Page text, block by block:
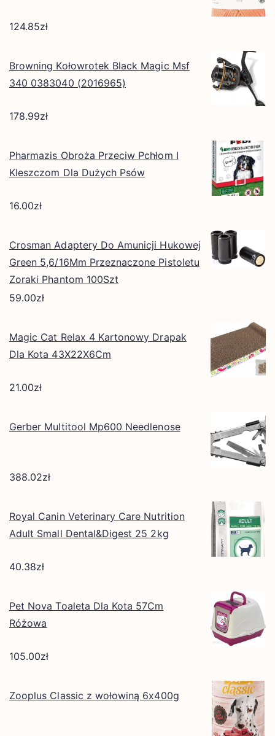
124.85zł
Browning Kołowrotek Black Magic Msf
340 0383040 (2016965)
178.99zł
Pharmazis Obroża Przeciw Pchłom I
Kleszczom Dla Dużych Psów
16.00zł
Crosman Adaptery Do Amunicji Hukowej
Green 5,6/16Mm Przeznaczone Pistoletu
Zoraki Phantom 100Szt
59.00zł
Magic Cat Relax 4 Kartonowy Drapak
Dla Kota 43X22X6Cm
21.00zł
Gerber Multitool Mp600 Needlenose
388.02zł
Royal Canin Veterinary Care Nutrition
Adult Small Dental&Digest 25 2kg
40.38zł
Pet Nova Toaleta Dla Kota 57Cm
Różowa
105.00zł
Zooplus Classic z wołowiną 6x400g